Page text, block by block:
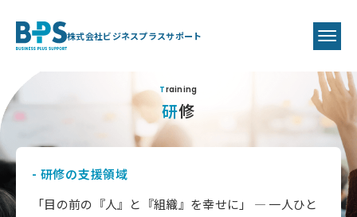
株式会社ビジネスプラスサポート
Training
研修
- 研修の支援領域
「目の前の『人』と『組織』を幸せに」 ― 一人ひと